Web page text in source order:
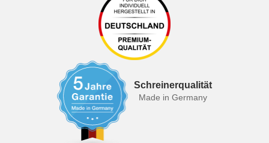
Schreinerqualität
Made in Germany